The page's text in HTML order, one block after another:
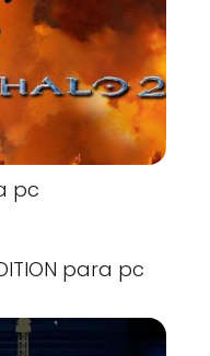
pc
para pc